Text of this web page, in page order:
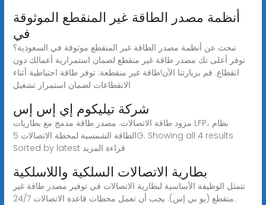
أنظمة مصدر الطاقة غير المنقطع الموثوقة
في
تبحث عن أنظمة مصدر الطاقة غير المنقطع موثوقة في السعودية؟
توفر أعلى تك مصدر طاقة غير منقطع لضمان استمرارية أعمالك دون
انقطاع. قم بزيارتنا الآن!طاقة غير منقطعة: توفر طاقة احتياطية أثناء
الانقطاعات لضمان استمرار تشغيل
شركة تيليكوم إي إس إس
مزود طاقة الاتصالات. مصدر طاقة مدمج مع بطاريات LFP، نظام
الطاقة الشمسية لمحطة الاتصالات 5G. Showing all 4 results
Sorted by latest قراءة المزيد
بطارية الاتصالات السلكية واللاسلكية
تتمثل الوظيفة الأساسية لبطارية الاتصالات في توفير مصدر طاقة غير
متقطع (يو بي إس). يجب أن تعمل محطات قاعدة الاتصالات 24/7.